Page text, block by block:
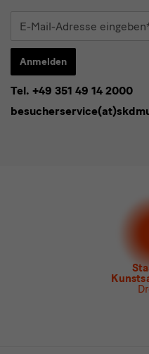
E-
Adresse
Anmelden
* Pflichtfeld
Ich stimme der
Museum
Tel. +49 351 49 14 2000